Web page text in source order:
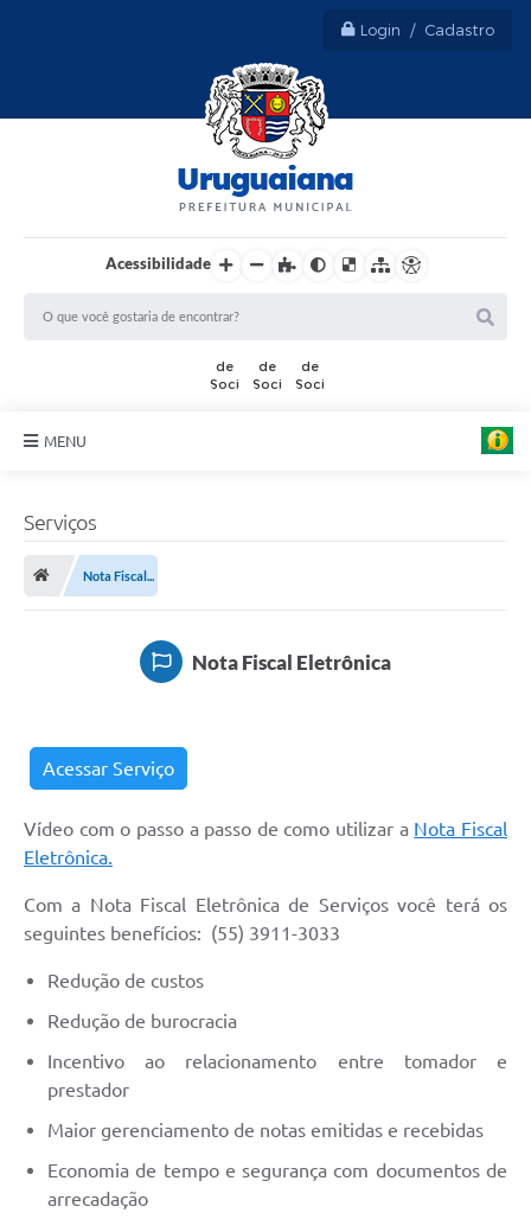
Login / Cadastro
Acessibilidade
MENU
Ouvidorias
Secretarias/Centrais
COVID-19
Prefeito Municipal
Vice-Prefeito Municipal
Requerimento geral
Arquivo Histórico
Solicitação Obras
Cidadão Online: IPTU - alvará
Nota Fiscal Eletrônica
Serviços
Nota Fiscal...
Nota Fiscal Eletrônica
Acessar Serviço
Vídeo com o passo a passo de como utilizar a Nota Fiscal
Eletrônica.
Com a Nota Fiscal Eletrônica de Serviços você terá os
seguintes benefícios: (55) 3911-3033
Redução de custos
Redução de burocracia
Incentivo ao relacionamento entre tomador e
prestador
Maior gerenciamento de notas emitidas e recebidas
Economia de tempo e segurança com documentos de
arrecadação